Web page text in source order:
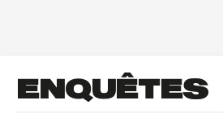
ENQUÊTES